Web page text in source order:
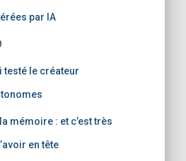
par IA
testé le créateur
mémoire : et c’est très
en tête